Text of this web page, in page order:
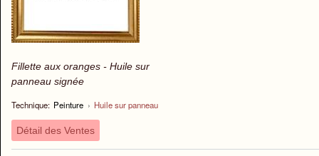
Fillette aux oranges - Huile sur
panneau signée
Technique: Peinture › Huile sur panneau
Détail des Ventes